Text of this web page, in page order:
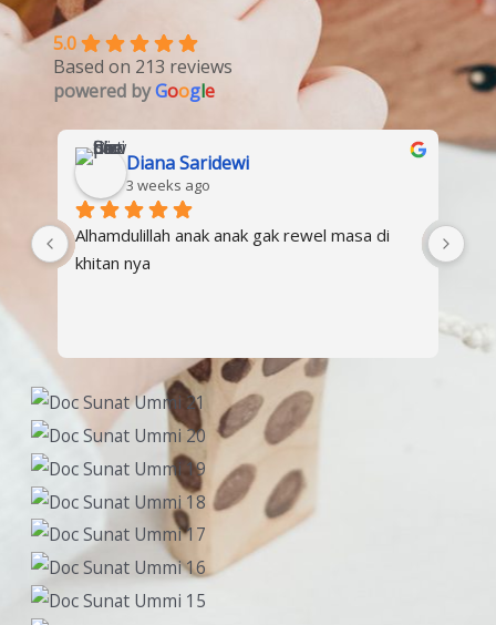
5.0
Based on 213 reviews
powered byGoogle
Diana Saridewi
3 weeks ago
Alhamdulillah anak anak gak rewel masa di
khitan nya